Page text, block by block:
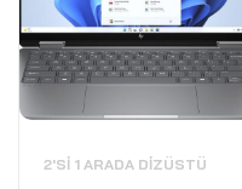
2'SI 1 ARADA DIZÜSTÜ